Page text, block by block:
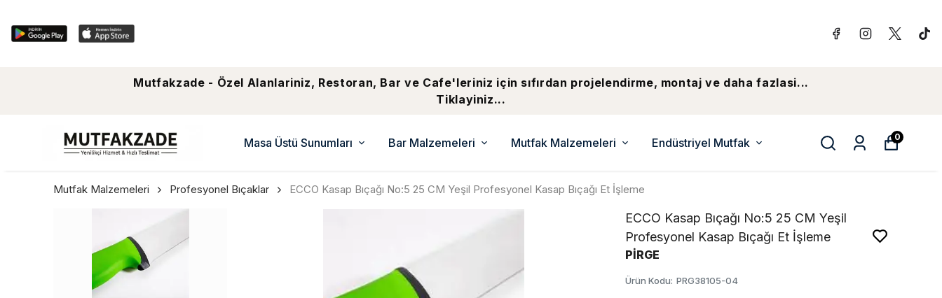
Mutfakzade - Özel Alanlariniz, Restoran, Bar ve Cafe'leriniz için sıfırdan projelendirme, montaj ve daha fazlasi...
Tiklayiniz...
Masa Üstü Sunumları Bar Malzemeleri Mutfak Malzemeleri Endüstriyel Mutfak 0
Mutfak Malzemeleri Profesyonel Bıçaklar ECCO Kasap Bıçağı No:5 25 CM Yeşil Profesyonel Kasap Bıçağı Et İşleme
ECCO Kasap Bıçağı No:5 25 CM Yeşil
Profesyonel Kasap Bıçağı Et İşleme
PİRGE
Ürün Kodu: PRG38105-04